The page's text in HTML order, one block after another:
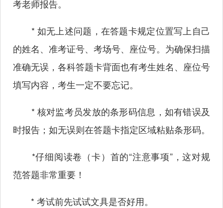
考老师报告。
* 如无上述问题，在答题卡规定位置写上自己
的姓名、准考证号、考场号、座位号。为确保扫描
准确无误，各科答题卡背面也有考生姓名、座位号
填写内容，考生一定不要忘记。
* 核对监考员发放的条形码信息，如有错误及
时报告；如无误则在答题卡指定区域粘贴条形码。
*仔细阅读卷（卡）首的“注意事项”，这对规
范答题非常重要！
* 考试前先试试文具是否好用。